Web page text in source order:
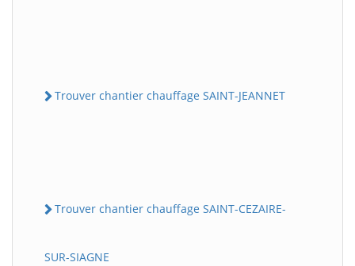
Trouver chantier chauffage SAINT-JEANNET
Trouver chantier chauffage SAINT-CEZAIRE-
SUR-SIAGNE